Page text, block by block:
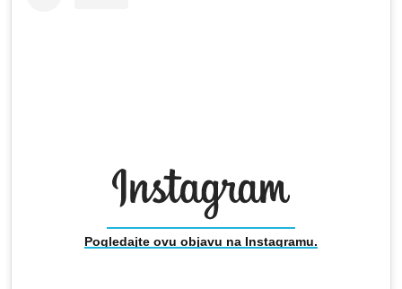
Pogledajte ovu objavu na Instagramu.